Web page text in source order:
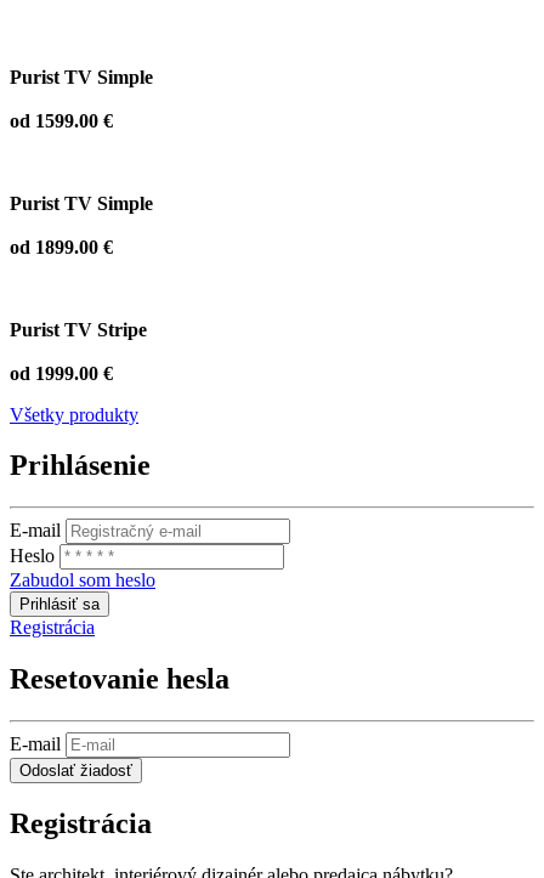
Purist TV Simple
od 1599.00 €
Purist TV Simple
od 1899.00 €
Purist TV Stripe
od 1999.00 €
Všetky produkty
Prihlásenie
E-mail
Heslo
Zabudol som heslo
Prihlásiť sa
Registrácia
Resetovanie hesla
E-mail
Odoslať žiadosť
Registrácia